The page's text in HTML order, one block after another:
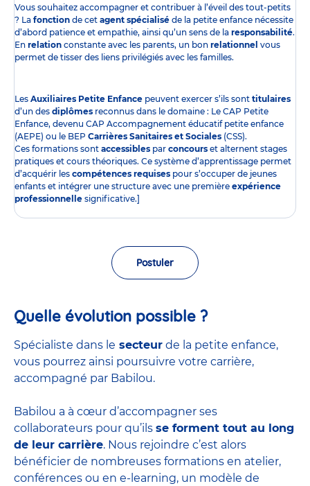
Vous souhaitez accompagner et contribuer à l’éveil des tout-petits
? La fonction de cet agent spécialisé de la petite enfance nécessite
d’abord patience et empathie, ainsi qu’un sens de la responsabilité.
En relation constante avec les parents, un bon relationnel vous
permet de tisser des liens privilégiés avec les familles.
Les Auxiliaires Petite Enfance peuvent exercer s’ils sont titulaires
d’un des diplômes reconnus dans le domaine : Le CAP Petite
Enfance, devenu CAP Accompagnement éducatif petite enfance
(AEPE) ou le BEP Carrières Sanitaires et Sociales (CSS).
Ces formations sont accessibles par concours et alternent stages
pratiques et cours théoriques. Ce système d’apprentissage permet
d’acquérir les compétences requises pour s’occuper de jeunes
enfants et intégrer une structure avec une première expérience
professionnelle significative.]
Postuler
Quelle évolution possible ?
Spécialiste dans le secteur de la petite enfance,
vous pourrez ainsi poursuivre votre carrière,
accompagné par Babilou.
Babilou a à cœur d’accompagner ses
collaborateurs pour qu’ils se forment tout au long
de leur carrière. Nous rejoindre c’est alors
bénéficier de nombreuses formations en atelier,
conférences ou en e-learning, un modèle de